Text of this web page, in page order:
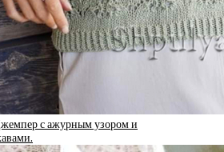
с ажурным узором и